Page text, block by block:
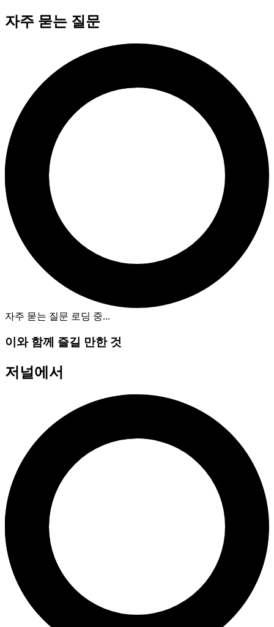
자주 묻는 질문
자주 묻는 질문 로딩 중...
이와 함께 즐길 만한 것
저널에서